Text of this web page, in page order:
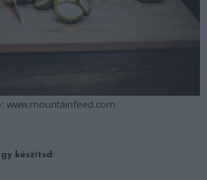
www.mountainfeed.com
Így készítsd: